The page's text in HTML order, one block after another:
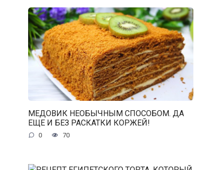
МЕДОВИК НЕОБЫЧНЫМ СПОСОБОМ. ДА
ЕЩЕ И БЕЗ РАСКАТКИ КОРЖЕЙ!
0 70